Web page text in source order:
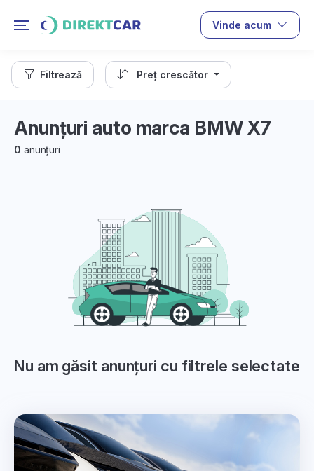
Vinde acum
Filtrează Preț crescător
Anunțuri auto marca BMW X7
0 anunțuri
Nu am găsit anunțuri cu filtrele selectate